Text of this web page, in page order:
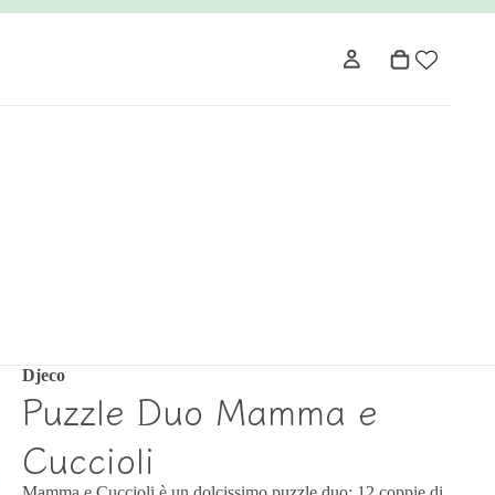
Djeco
Puzzle Duo Mamma e
Cuccioli